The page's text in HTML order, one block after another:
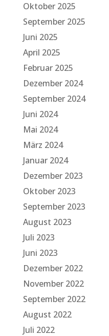
Oktober 2025
September 2025
Juni 2025
April 2025
Februar 2025
Dezember 2024
September 2024
Juni 2024
Mai 2024
März 2024
Januar 2024
Dezember 2023
Oktober 2023
September 2023
August 2023
Juli 2023
Juni 2023
Dezember 2022
November 2022
September 2022
August 2022
Juli 2022